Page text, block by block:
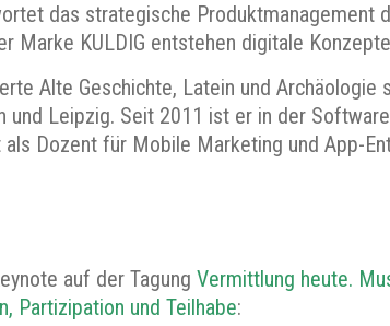
das strategische Produktmanagement
Marke KULDIG entstehen digitale
Alte Geschichte, Latein und Archäologie
und Leipzig. Seit 2011 ist er in der
Dozent für Mobile Marketing und App-
auf der Tagung Vermittlung heute.
Partizipation und Teilhabe: